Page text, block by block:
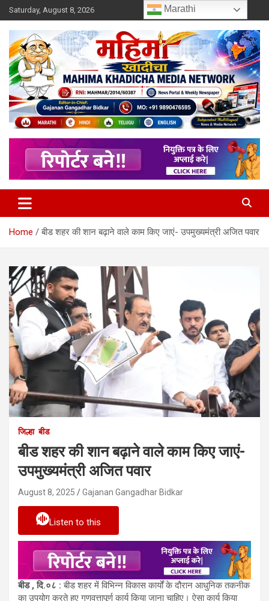
Skip
to
content
Saturday, August 8, 2026
Mahimakhadicha
Home बीड शहर की शान बढ़ाने वाले काम किए जाएं- उपमुख्यमंत्री अजित पवार
जिल्हा बीड
बीड शहर की शान बढ़ाने वाले काम किए जाएं-
उपमुख्यमंत्री अजित पवार
August 8, 2025 Gajanan Gangadhar Bidkar
Listen to this
बीड , दि.०८ : बीड शहर में विभिन्न विकास कार्यों के दौरान आधुनिक तकनीक
का उपयोग करते हुए गुणवत्तापूर्ण कार्य किया जाना चाहिए। ऐसा कार्य किया
Marathi